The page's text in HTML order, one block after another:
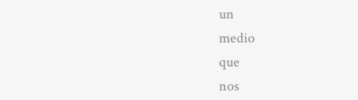
un
medio
que
nos